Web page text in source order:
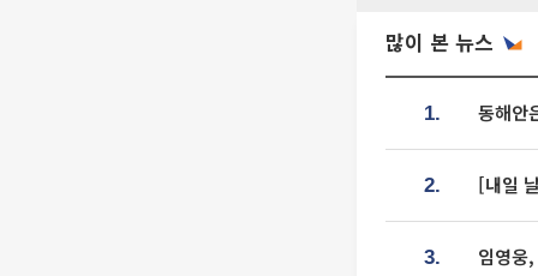
많이 본 뉴스
1. 동해안
2. [내일
3. 임영웅